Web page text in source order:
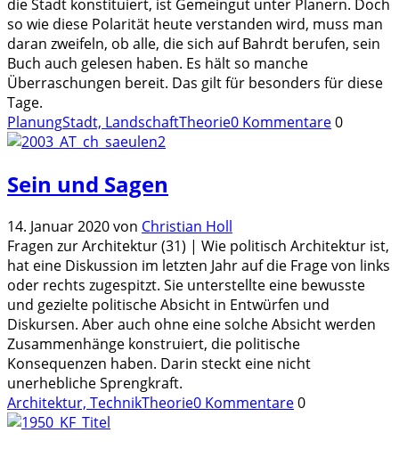
die Stadt konstituiert, ist Gemeingut unter Planern. Doch
so wie diese Polarität heute verstanden wird, muss man
daran zweifeln, ob alle, die sich auf Bahrdt berufen, sein
Buch auch gelesen haben. Es hält so manche
Überraschungen bereit. Das gilt für besonders für diese
Tage.
PlanungStadt, LandschaftTheorie0 Kommentare0
Sein und Sagen
14. Januar 2020von Christian Holl
Fragen zur Architektur (31) | Wie politisch Architektur ist,
hat eine Diskussion im letzten Jahr auf die Frage von links
oder rechts zugespitzt. Sie unterstellte eine bewusste
und gezielte politische Absicht in Entwürfen und
Diskursen. Aber auch ohne eine solche Absicht werden
Zusammenhänge konstruiert, die politische
Konsequenzen haben. Darin steckt eine nicht
unerhebliche Sprengkraft.
Architektur, TechnikTheorie0 Kommentare0